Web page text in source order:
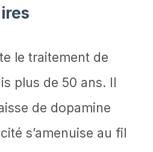
le traitement de
plus de 50 ans. Il
de dopamine
s’amenuise au fil